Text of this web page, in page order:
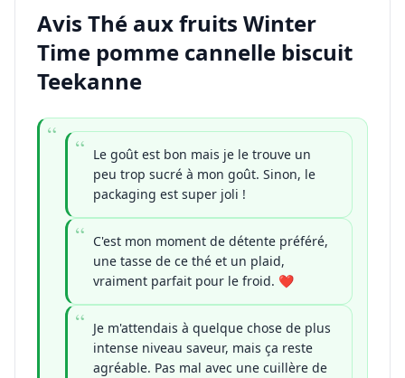
Avis Thé aux fruits Winter
Time pomme cannelle biscuit
Teekanne
Le goût est bon mais je le trouve un
peu trop sucré à mon goût. Sinon, le
packaging est super joli !
C'est mon moment de détente préféré,
une tasse de ce thé et un plaid,
vraiment parfait pour le froid. ❤️
Je m'attendais à quelque chose de plus
intense niveau saveur, mais ça reste
agréable. Pas mal avec une cuillère de